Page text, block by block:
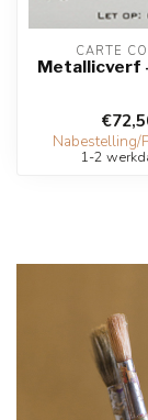
CARTE
Metallicverf
Nabestelling/
1-2